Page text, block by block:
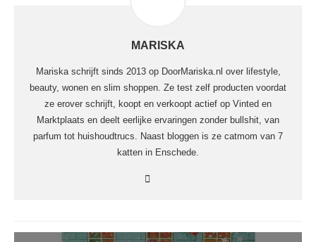
MARISKA
Mariska schrijft sinds 2013 op DoorMariska.nl over lifestyle,
beauty, wonen en slim shoppen. Ze test zelf producten voordat
ze erover schrijft, koopt en verkoopt actief op Vinted en
Marktplaats en deelt eerlijke ervaringen zonder bullshit, van
parfum tot huishoudtrucs. Naast bloggen is ze catmom van 7
katten in Enschede.